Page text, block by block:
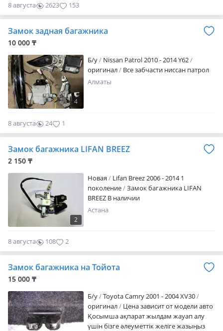
8 августа 2623 153
Замок задная багажника
10 000 ₸
4
Б/y
Nissan Patrol 2010 - 2014 Y62
оригинал
Все забчасти ниссан патрол
Алматы
8 августа 24 1
Замок багажника LIFAN BREEZ
2 150 ₸
2
Новая
Lifan Breez 2006 - 2014 1
поколение
Замок багажника LIFAN
BREEZ В наличии
Астана
8 августа 108 2
Замок багажника на Тойота
15 000 ₸
Б/y
Toyota Camry 2001 - 2004 XV30
оригинал
Цена зависит от модели авто
Қосымша ақпарат жылдам жауап алу
үшін бізге әлеуметтік желіге жазыңыз